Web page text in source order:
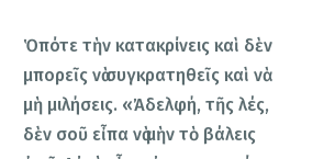
Ὁπότε τὴν κατακρίνεις καὶ δὲν
μπορεῖς νὰ συγκρατηθεῖς καὶ νὰ
μὴ μιλήσεις. «Ἀδελφή, τῆς λές,
δὲν σοῦ εἶπα νὰ μὴν τὸ βάλεις